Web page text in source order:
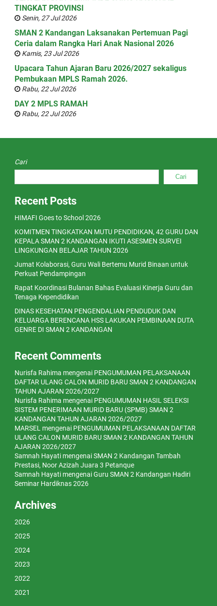
TINGKAT PROVINSI
Senin, 27 Jul 2026
SMAN 2 Kandangan Laksanakan Pertemuan Pagi
Ceria dalam Rangka Hari Anak Nasional 2026
Kamis, 23 Jul 2026
Upacara Tahun Ajaran Baru 2026/2027 sekaligus
Pembukaan MPLS Ramah 2026.
Rabu, 22 Jul 2026
DAY 2 MPLS RAMAH
Rabu, 22 Jul 2026
Cari
Cari
Recent Posts
HIMAFI Goes to School 2026
KOMITMEN TINGKATKAN MUTU PENDIDIKAN, 42 GURU DAN
KEPALA SMAN 2 KANDANGAN IKUTI ASESMEN SURVEI
LINGKUNGAN BELAJAR TAHUN 2026
Jumat Kolaborasi, Guru Wali Bertemu Murid Binaan untuk
Perkuat Pendampingan
Rapat Koordinasi Bulanan Bahas Evaluasi Kinerja Guru dan
Tenaga Kependidikan
DINAS KESEHATAN PENGENDALIAN PENDUDUK DAN
KELUARGA BERENCANA HSS LAKUKAN PEMBINAAN DUTA
GENRE DI SMAN 2 KANDANGAN
Recent Comments
Nurisfa Rahima mengenai PENGUMUMAN PELAKSANAAN
DAFTAR ULANG CALON MURID BARU SMAN 2 KANDANGAN
TAHUN AJARAN 2026/2027
Nurisfa Rahima mengenai PENGUMUMAN HASIL SELEKSI
SISTEM PENERIMAAN MURID BARU (SPMB) SMAN 2
KANDANGAN TAHUN AJARAN 2026/2027
MARSEL mengenai PENGUMUMAN PELAKSANAAN DAFTAR
ULANG CALON MURID BARU SMAN 2 KANDANGAN TAHUN
AJARAN 2026/2027
Samnah Hayati mengenaiSMAN 2 Kandangan Tambah
Prestasi, Noor Azizah Juara 3 Petanque
Samnah Hayati mengenaiGuru SMAN 2 Kandangan Hadiri
Seminar Hardiknas 2026
Archives
2026
2025
2024
2023
2022
2021